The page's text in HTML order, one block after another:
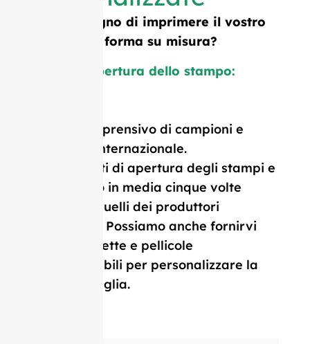
Avete bisogno di imprimere il vostro
logo o una forma su misura?
Costo di apertura dello stampo:
Prezzo comprensivo di campioni e
consegna internazionale.
I nostri costi di apertura degli stampi e
il MOQ sono in media cinque volte
inferiori a quelli dei produttori
occidentali. Possiamo anche fornirvi
tappi, etichette e pellicole
termoretraibili per personalizzare la
vostra bottiglia.